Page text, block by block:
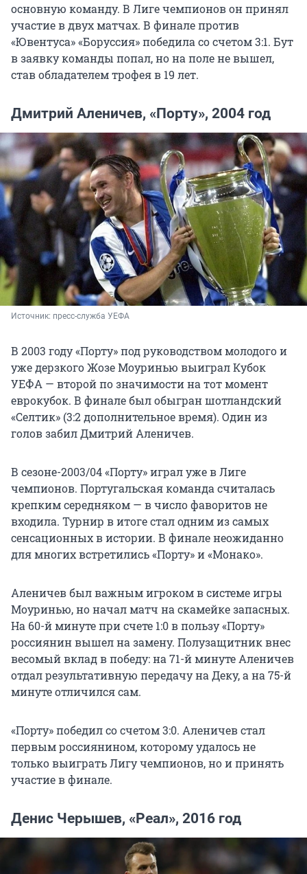
основную команду. В Лиге чемпионов он принял
участие в двух матчах. В финале против
«Ювентуса» «Боруссия» победила со счетом 3:1. Бут
в заявку команды попал, но на поле не вышел,
став обладателем трофея в 19 лет.
Дмитрий Аленичев, «Порту», 2004 год
Источник: пресс-служба УЕФА
В 2003 году «Порту» под руководством молодого и
уже дерзкого Жозе Моуринью выиграл Кубок
УЕФА — второй по значимости на тот момент
еврокубок. В финале был обыгран шотландский
«Селтик» (3:2 дополнительное время). Один из
голов забил Дмитрий Аленичев.
В сезоне-2003/04 «Порту» играл уже в Лиге
чемпионов. Португальская команда считалась
крепким середняком — в число фаворитов не
входила. Турнир в итоге стал одним из самых
сенсационных в истории. В финале неожиданно
для многих встретились «Порту» и «Монако».
Аленичев был важным игроком в системе игры
Моуринью, но начал матч на скамейке запасных.
На 60-й минуте при счете 1:0 в пользу «Порту»
россиянин вышел на замену. Полузащитник внес
весомый вклад в победу: на 71-й минуте Аленичев
отдал результативную передачу на Деку, а на 75-й
минуте отличился сам.
«Порту» победил со счетом 3:0. Аленичев стал
первым россиянином, которому удалось не
только выиграть Лигу чемпионов, но и принять
участие в финале.
Денис Черышев, «Реал», 2016 год